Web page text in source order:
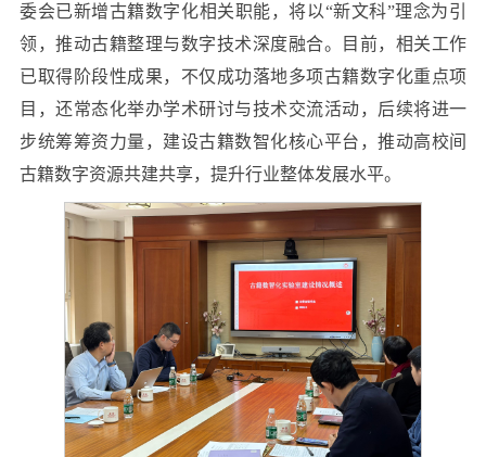
委会已新增古籍数字化相关职能，将以“新文科”理念为引
领，推动古籍整理与数字技术深度融合。目前，相关工作
已取得阶段性成果，不仅成功落地多项古籍数字化重点项
目，还常态化举办学术研讨与技术交流活动，后续将进一
步统筹筹资力量，建设古籍数智化核心平台，推动高校间
古籍数字资源共建共享，提升行业整体发展水平。